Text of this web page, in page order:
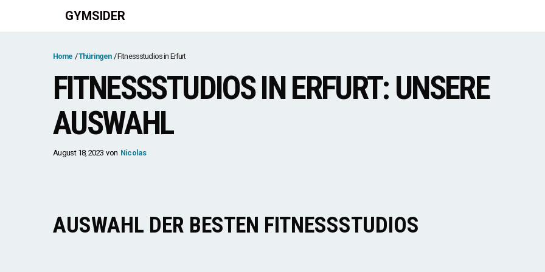
GYMSIDER
Home Thüringen Fitnessstudios in Erfurt
FITNESSSTUDIOS IN ERFURT: UNSERE
AUSWAHL
August 18, 2023 von Nicolas
AUSWAHL DER BESTEN FITNESSSTUDIOS